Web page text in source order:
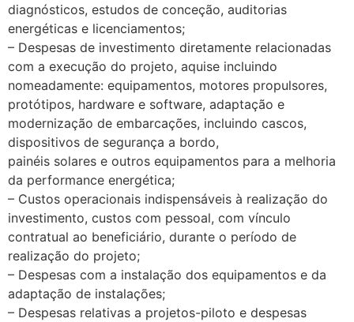
diagnósticos, estudos de conceção, auditorias
energéticas e licenciamentos;
– Despesas de investimento diretamente relacionadas
com a execução do projeto, aquise incluindo
nomeadamente: equipamentos, motores propulsores,
protótipos, hardware e software, adaptação e
modernização de embarcações, incluindo cascos,
dispositivos de segurança a bordo,
painéis solares e outros equipamentos para a melhoria
da performance energética;
– Custos operacionais indispensáveis à realização do
investimento, custos com pessoal, com vínculo
contratual ao beneficiário, durante o período de
realização do projeto;
– Despesas com a instalação dos equipamentos e da
adaptação de instalações;
– Despesas relativas a projetos-piloto e despesas